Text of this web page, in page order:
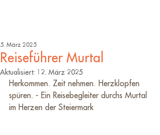
Reiseführer Murtal
5. März 2025
Aktualisiert: 12. März 2025
Herkommen. Zeit nehmen. Herzklopfen
spüren. - Ein Reisebegleiter durchs Murtal
im Herzen der Steiermark